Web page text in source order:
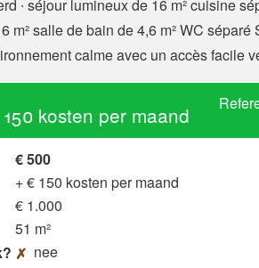
∙ séjour lumineux de 16 m² cuisine
m² salle de bain de 4,6 m² WC séparé
calme avec un accès facile
kosten per maand
€ 500
+ € 150 kosten per maand
€ 1.000
51 m²
nee